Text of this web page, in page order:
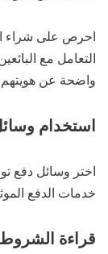
احرص على شراء
التعامل مع
واضحة عن
استخدام
اختر وسائل دفع
خدمات الدفع
قراءة الشروط